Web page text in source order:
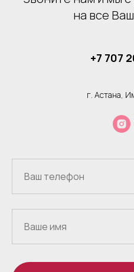
на все
+7 707
г. Астана,